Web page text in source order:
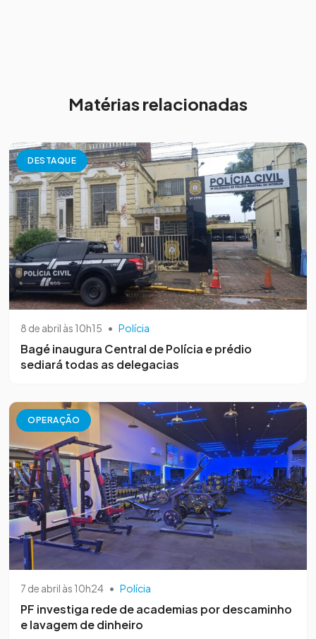
Matérias relacionadas
DESTAQUE
8 de abril às 10h15 • Polícia
Bagé inaugura Central de Polícia e prédio
sediará todas as delegacias
OPERAÇÃO
7 de abril às 10h24 • Polícia
PF investiga rede de academias por descaminho
e lavagem de dinheiro